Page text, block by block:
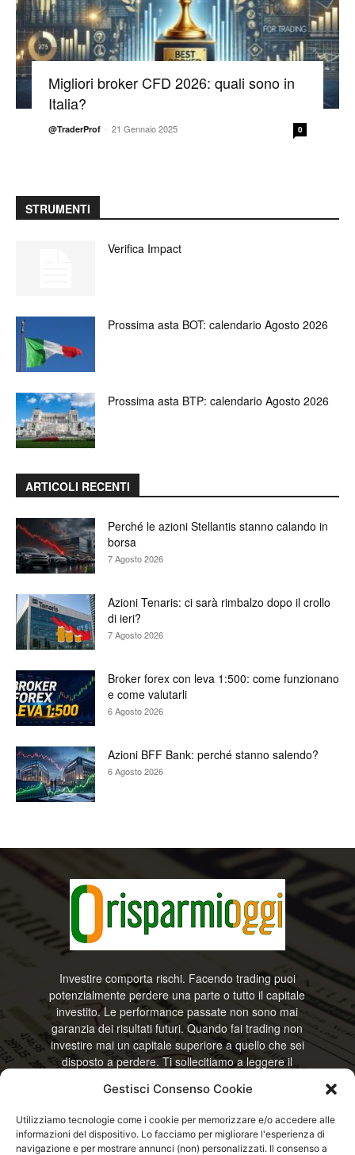
Gestisci Consenso Cookie
Utilizziamo tecnologie come i cookie per memorizzare e/o accedere alle
informazioni del dispositivo. Lo facciamo per migliorare l'esperienza di
navigazione e per mostrare annunci (non) personalizzati. Il consenso a
Migliori broker CFD 2026: quali sono in
Italia?
@TraderProf - 21 Gennaio 2025 0
STRUMENTI
Verifica Impact
Prossima asta BOT: calendario Agosto 2026
Prossima asta BTP: calendario Agosto 2026
ARTICOLI RECENTI
Perché le azioni Stellantis stanno calando in
borsa
7 Agosto 2026
Azioni Tenaris: ci sarà rimbalzo dopo il crollo
di ieri?
7 Agosto 2026
Broker forex con leva 1:500: come funzionano
e come valutarli
6 Agosto 2026
Azioni BFF Bank: perché stanno salendo?
6 Agosto 2026
Investire comporta rischi. Facendo trading puoi
potenzialmente perdere una parte o tutto il capitale
investito. Le performance passate non sono mai
garanzia dei risultati futuri. Quando fai trading non
investire mai un capitale superiore a quello che sei
disposto a perdere. Ti sollecitiamo a leggere il
RisparmiOggi non offre alcun genere di consulenza
informazioni riportate. Continuando ad accedere o
a usare questo sito o ogni servizio disponibile